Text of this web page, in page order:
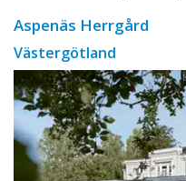
Aspenäs Herrgård
Västergötland